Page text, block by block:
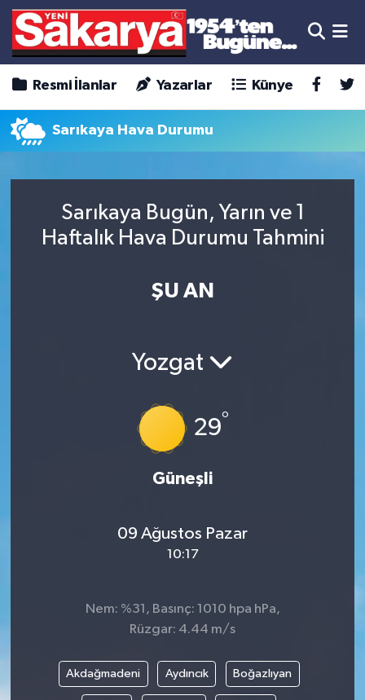
Resmi İlanlar Yazarlar Künye
Sarıkaya Hava Durumu
Sarıkaya Bugün, Yarın ve 1
Haftalık Hava Durumu Tahmini
ŞU AN
Yozgat
29°
Güneşli
09 Ağustos Pazar
10:17
Nem: %31, Basınç: 1010 hpa hPa,
Rüzgar: 4.44 m/s
Akdağmadeni Aydıncık Boğazlıyan